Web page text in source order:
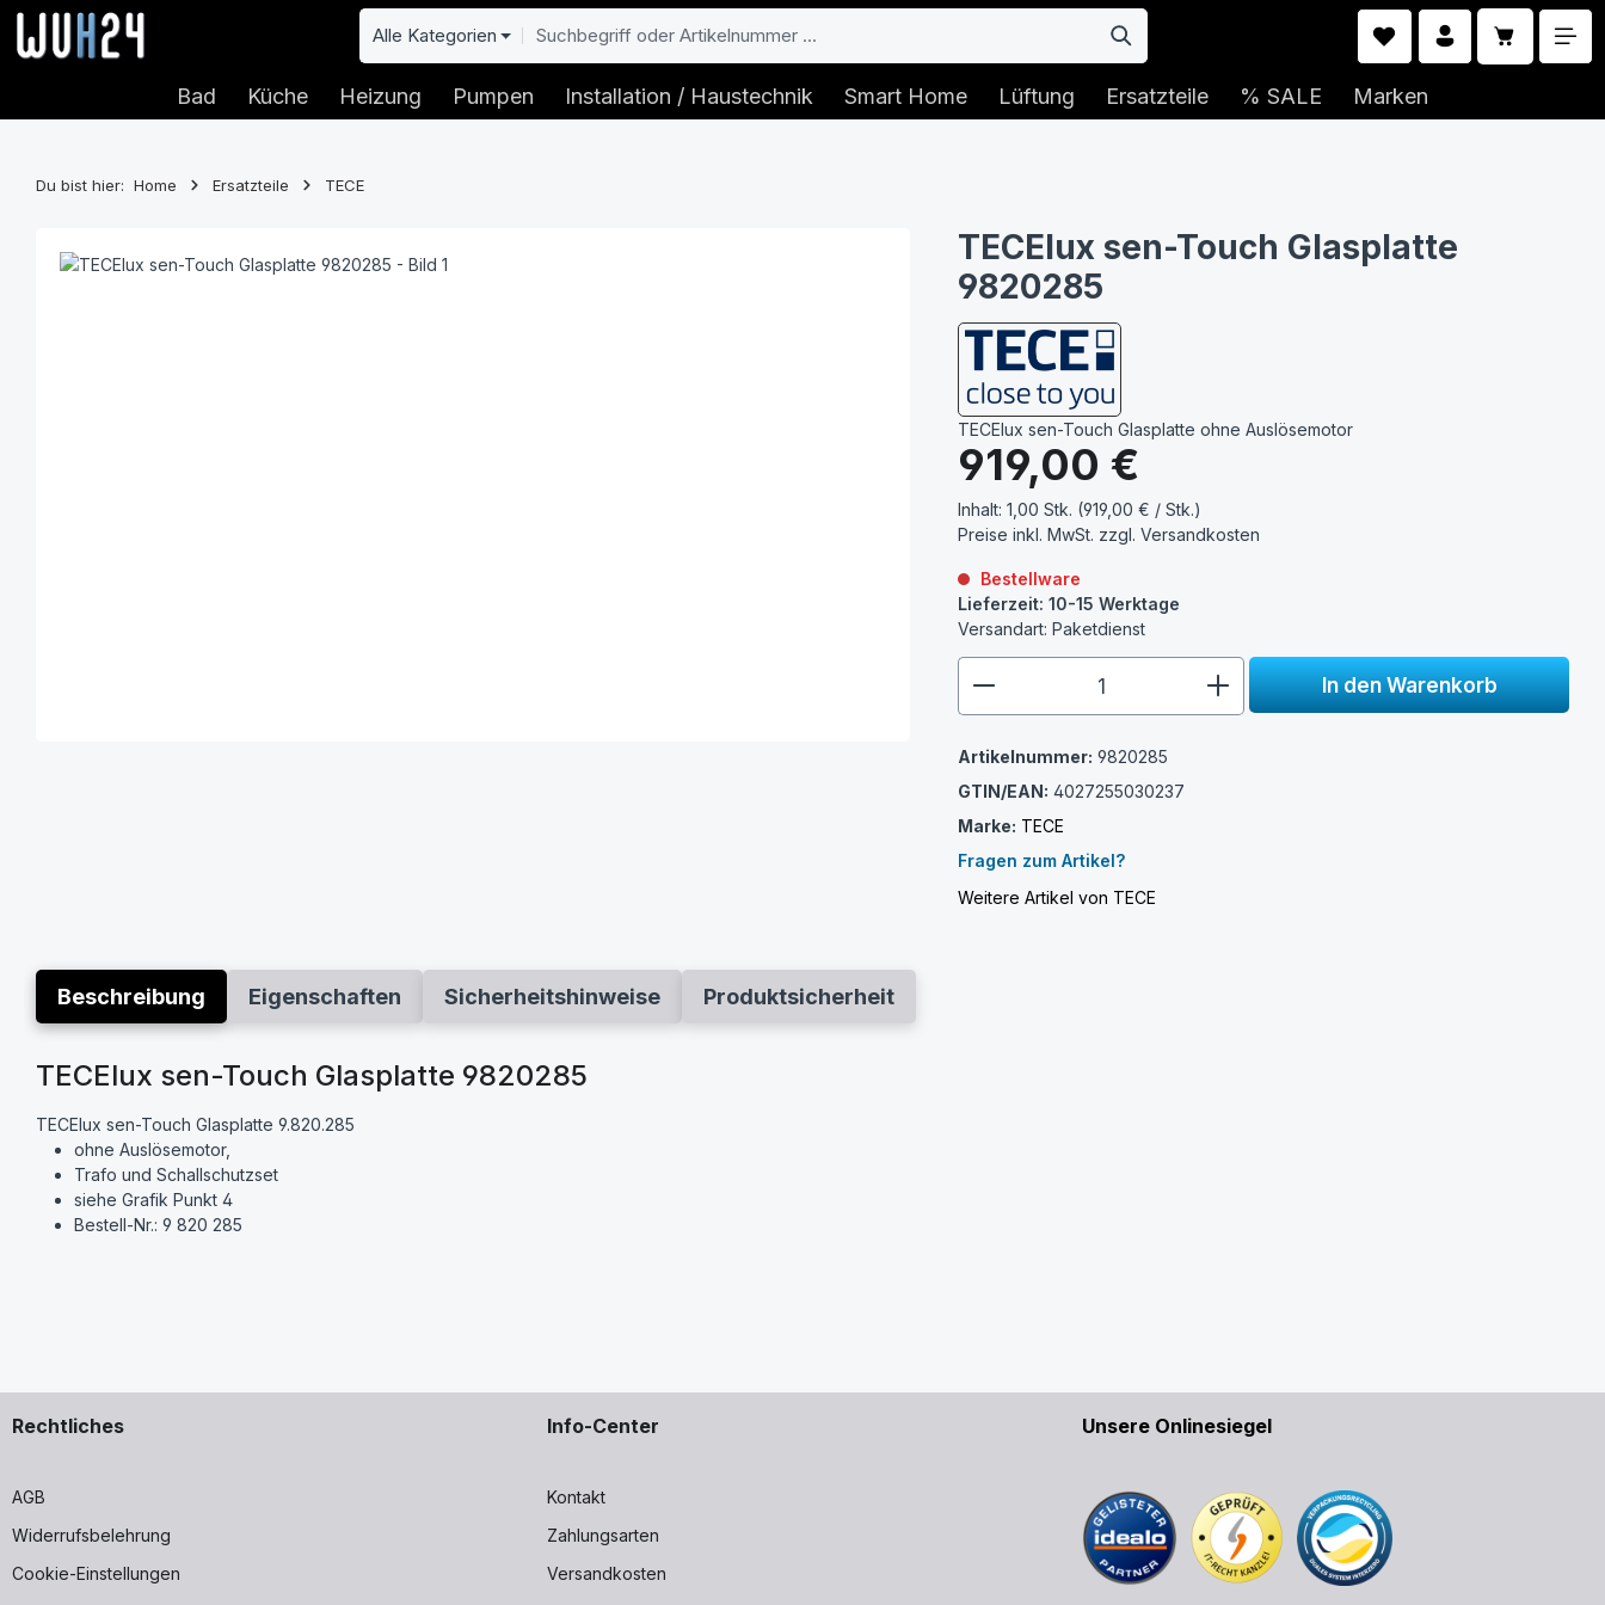
Hauptinhalt springen
Zur Suche springen
Zur Hauptnavigation springen Alle Kategorien
Bad Küche Heizung Pumpen Installation / Haustechnik Smart Home Lüftung Ersatzteile % SALE Marken
Du bist hier: Home Ersatzteile TECE
TECElux sen-Touch Glasplatte
9820285
TECElux sen-Touch Glasplatte ohne Auslösemotor
919,00 €
Inhalt:1,00 Stk. (919,00 € / Stk.)
Preise inkl. MwSt. zzgl.Versandkosten
Bestellware
Lieferzeit: 10-15 Werktage
Versandart: Paketdienst
In den Warenkorb
Artikelnummer: 9820285
GTIN/EAN: 4027255030237
Marke: TECE
Fragen zum Artikel?
Weitere Artikel von TECE
Beschreibung Eigenschaften Sicherheitshinweise Produktsicherheit
TECElux sen-Touch Glasplatte 9820285
TECElux sen-Touch Glasplatte 9.820.285
ohne Auslösemotor,
Trafo und Schallschutzset
siehe Grafik Punkt 4
Bestell-Nr.: 9 820 285
Rechtliches
AGB
Widerrufsbelehrung
Cookie-Einstellungen
Info-Center
Kontakt
Zahlungsarten
Versandkosten
Unsere Onlinesiegel